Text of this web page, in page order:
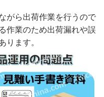
がら出荷作業を行うので
作業のため出荷漏れや誤
ります。